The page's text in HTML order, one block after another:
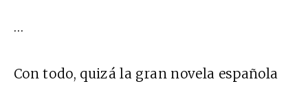
…
Con todo, quizá la gran novela española